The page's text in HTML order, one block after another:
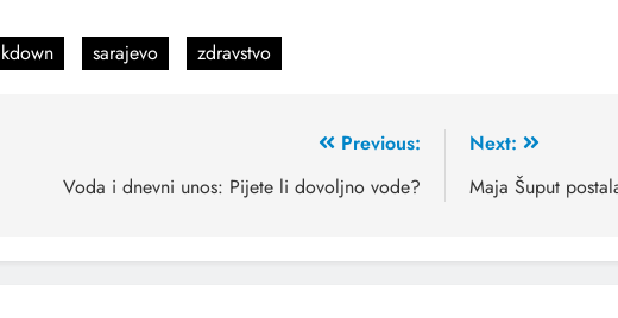
sarajevo zdravstvo
Previous:
Voda i dnevni unos: Pijete li dovoljno vode?
Next:
Maja Šuput